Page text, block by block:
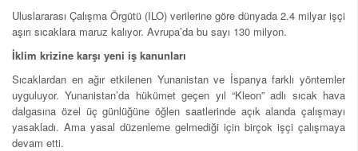
Uluslararası Çalışma Örgütü (ILO) verilerine göre dünyada 2.4 milyar işçi
aşırı sıcaklara maruz kalıyor. Avrupa’da bu sayı 130 milyon.
İklim krizine karşı yeni iş kanunları
Sıcaklardan en ağır etkilenen Yunanistan ve İspanya farklı yöntemler
uyguluyor. Yunanistan’da hükümet geçen yıl “Kleon” adlı sıcak hava
dalgasına özel üç günlüğüne öğlen saatlerinde açık alanda çalışmayı
yasakladı. Ama yasal düzenleme gelmediği için birçok işçi çalışmaya
devam etti.